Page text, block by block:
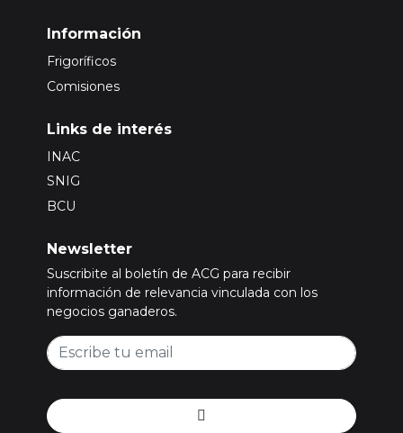
Información
Frigoríficos
Comisiones
Links de interés
INAC
SNIG
BCU
Newsletter
Suscribite al boletín de ACG para recibir
información de relevancia vinculada con los
negocios ganaderos.